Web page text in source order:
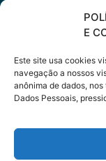
E
Este site usa cookies
navegação a nossos
anônima de dados,
Dados Pessoais,
outros
Você tem
Porto Seguro.